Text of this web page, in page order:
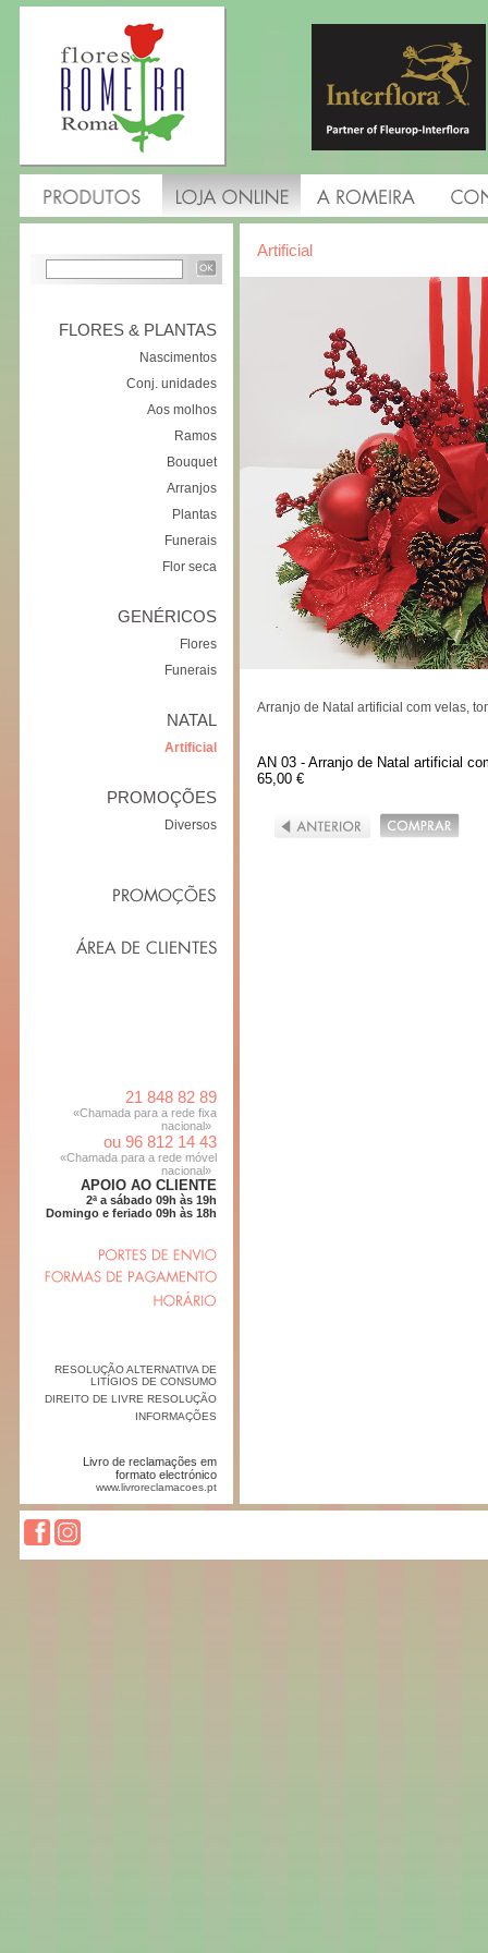
FLORES & PLANTAS
Nascimentos
Conj. unidades
Aos molhos
Ramos
Bouquet
Arranjos
Plantas
Funerais
Flor seca
GENÉRICOS
Flores
Funerais
NATAL
Artificial
PROMOÇÕES
Diversos
21 848 82 89
«Chamada para a rede fixa
nacional»
ou 96 812 14 43
«Chamada para a rede móvel
nacional»
APOIO AO CLIENTE
2ª a sábado 09h às 19h
Domingo e feriado 09h às 18h
RESOLUÇÃO ALTERNATIVA DE
LITÍGIOS DE CONSUMO
DIREITO DE LIVRE RESOLUÇÃO
INFORMAÇÕES
Livro de reclamações em
formato electrónico
www.livroreclamacoes.pt
Artificial
Arranjo de Natal artificial com velas,
AN 03 - Arranjo de Natal artificial
65,00 €